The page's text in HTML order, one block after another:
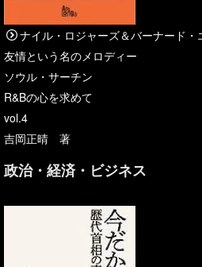
ナイル・ロジャーズ＆バーナード・
友情という名のメロディー
ソウル・サーチン
R&Bの心を求めて
vol.4
吉岡正晴 著
政治・経済・ビジネス